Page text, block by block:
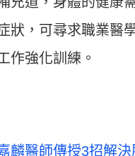
狀，可尋求職業醫
作強化訓練。
麟醫師傳授3招解